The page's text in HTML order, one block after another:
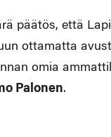
päätös, että
ottamatta
omia
Palonen.